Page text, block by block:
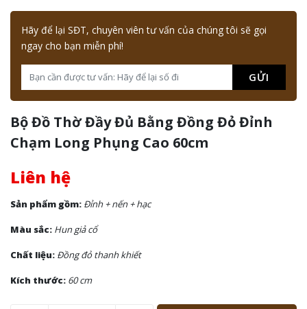
Hãy để lại SĐT, chuyên viên tư vấn của chúng tôi sẽ gọi
ngay cho bạn miễn phí!
GỬI
Bộ Đồ Thờ Đầy Đủ Bằng Đồng Đỏ Đỉnh
Chạm Long Phụng Cao 60cm
Liên hệ
Sản phẩm gồm: Đỉnh + nến + hạc
Màu sắc: Hun giả cổ
Chất liệu: Đồng đỏ thanh khiết
Kích thước: 60 cm